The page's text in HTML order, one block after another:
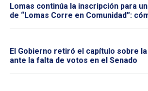
Lomas continúa la inscripción para
de “Lomas Corre en Comunidad”:
El Gobierno retiró el capítulo sobre
ante la falta de votos en el Senado